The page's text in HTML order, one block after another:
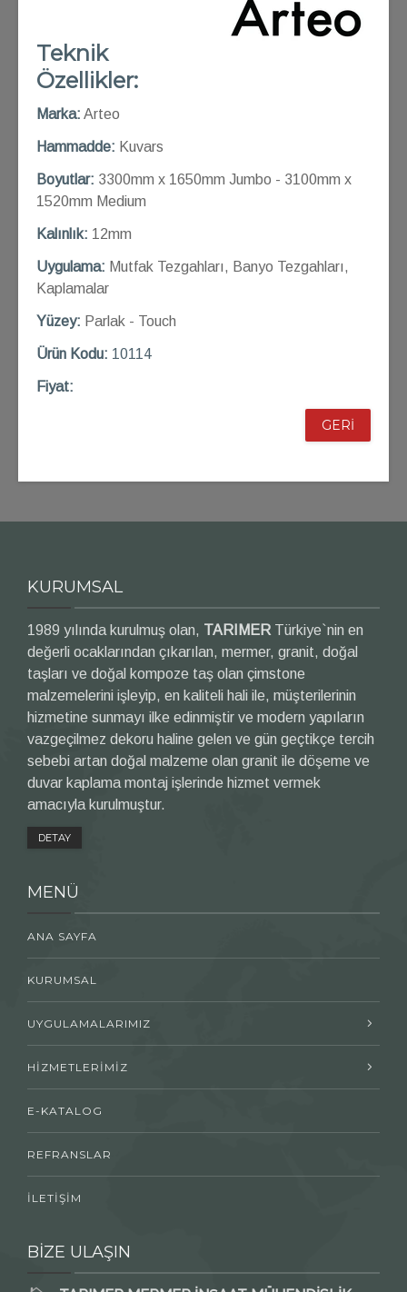
Teknik
Özellikler:
Marka: Arteo
Hammadde: Kuvars
Boyutlar: 3300mm x 1650mm Jumbo - 3100mm x
1520mm Medium
Kalınlık: 12mm
Uygulama: Mutfak Tezgahları, Banyo Tezgahları,
Kaplamalar
Yüzey: Parlak - Touch
Ürün Kodu: 10114
Fiyat:
GERİ
KURUMSAL
1989 yılında kurulmuş olan, TARIMER Türkiye`nin en
değerli ocaklarından çıkarılan, mermer, granit, doğal
taşları ve doğal kompoze taş olan çimstone
malzemelerini işleyip, en kaliteli hali ile, müşterilerinin
hizmetine sunmayı ilke edinmiştir ve modern yapıların
vazgeçilmez dekoru haline gelen ve gün geçtikçe tercih
sebebi artan doğal malzeme olan granit ile döşeme ve
duvar kaplama montaj işlerinde hizmet vermek
amacıyla kurulmuştur.
DETAY
MENÜ
ANA SAYFA
KURUMSAL
UYGULAMALARIMIZ
HİZMETLERİMİZ
E-KATALOG
REFRANSLAR
İLETİŞİM
BİZE ULAŞIN